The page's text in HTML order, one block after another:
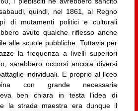
quindi, nel 1861, al Regno
di mutamenti politici e culturali
avuto qualche riflesso anche
alle scuole pubbliche. Tuttavia per
la frequenza a livelli superiori
sarebbero occorsi ancora diversi
individuali. E proprio al liceo
con grande necessaria
ben chiara in testa l’idea di
la strada maestra era dunque il